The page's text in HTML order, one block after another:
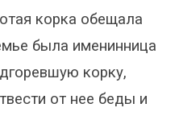
корка обещала
была именинница
корку,
от нее беды и